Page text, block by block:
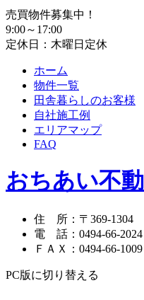
売買物件募集中！
9:00～17:00
定休日：木曜日定休
ホーム
物件一覧
田舎暮らしのお客様
自社施工例
エリアマップ
FAQ
おちあい不
住 所 ： 〒369-1304
電 話 ： 0494-66-2024
ＦＡＸ
： 0494-66-1009
PC版に切り替える